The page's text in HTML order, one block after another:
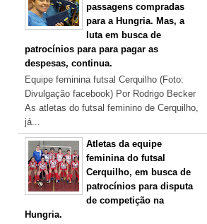
passagens compradas
para a Hungria. Mas, a
luta em busca de
patrocínios para para pagar as
despesas, continua.
Equipe feminina futsal Cerquilho (Foto:
Divulgação facebook) Por Rodrigo Becker
As atletas do futsal feminino de Cerquilho,
já...
Atletas da equipe
feminina do futsal
Cerquilho, em busca de
patrocínios para disputa
de competição na
Hungria.